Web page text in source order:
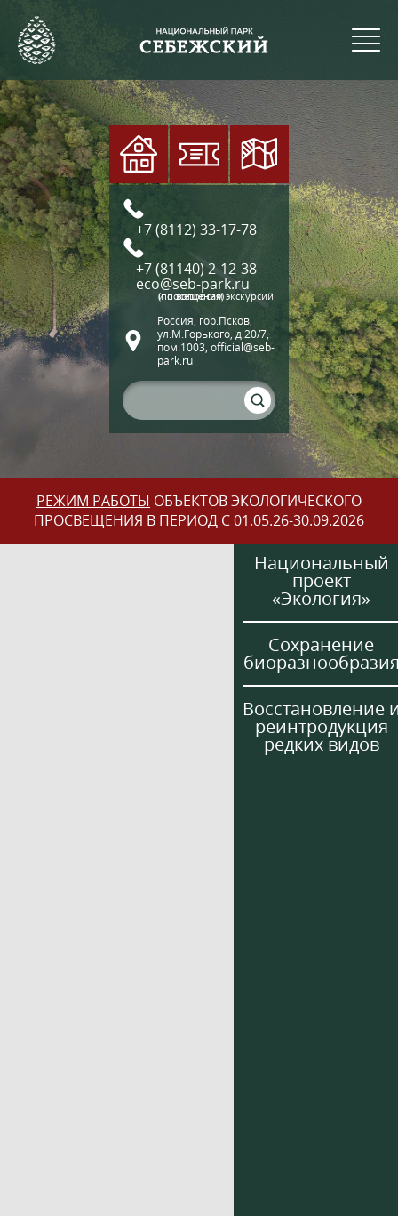
+7 (8112) 33-17-78
+7 (81140) 2-12-38
eco@seb-park.ru
(по вопросам экскурсий и посещения)
Россия, гор.Псков,
ул.М.Горького, д.20/7,
пом.1003, official@seb-
park.ru
РЕЖИМ РАБОТЫ ОБЪЕКТОВ ЭКОЛОГИЧЕСКОГО
ПРОСВЕЩЕНИЯ В ПЕРИОД С 01.05.26-30.09.2026
Национальный
проект
«Экология»
Сохранение
Восстановление
реинтродукция
редких видов